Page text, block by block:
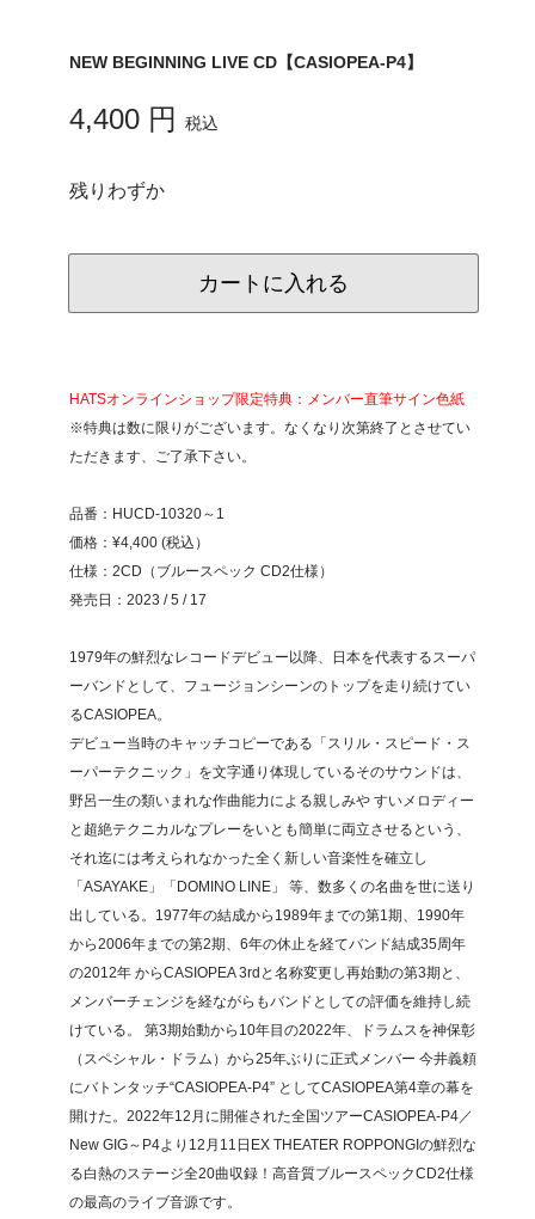
NEW BEGINNING LIVE CD【CASIOPEA-P4】
4,400 円 税込
残りわずか
カートに入れる
HATSオンラインショップ限定特典：メンバー直筆サイン色紙
※特典は数に限りがございます。なくなり次第終了とさせてい
ただきます、ご了承下さい。
品番：HUCD-10320～1
価格：¥4,400 (税込）
仕様：2CD（ブルースペック CD2仕様）
発売日：2023 / 5 / 17
1979年の鮮烈なレコードデビュー以降、日本を代表するスーパ
ーバンドとして、フュージョンシーンのトップを走り続けてい
るCASIOPEA。
デビュー当時のキャッチコピーである「スリル・スピード・ス
ーパーテクニック」を文字通り体現しているそのサウンドは、
野呂一生の類いまれな作曲能力による親しみや すいメロディー
と超絶テクニカルなプレーをいとも簡単に両立させるという、
それ迄には考えられなかった全く新しい音楽性を確立し
「ASAYAKE」「DOMINO LINE」 等、数多くの名曲を世に送り
出している。1977年の結成から1989年までの第1期、1990年
から2006年までの第2期、6年の休止を経てバンド結成35周年
の2012年 からCASIOPEA 3rdと名称変更し再始動の第3期と、
メンバーチェンジを経ながらもバンドとしての評価を維持し続
けている。 第3期始動から10年目の2022年、ドラムスを神保彰
（スペシャル・ドラム）から25年ぶりに正式メンバー 今井義頼
にバトンタッチ“CASIOPEA-P4” としてCASIOPEA第4章の幕を
開けた。2022年12月に開催された全国ツアーCASIOPEA-P4／
New GIG～P4より12月11日EX THEATER ROPPONGIの鮮烈な
る白熱のステージ全20曲収録！高音質ブルースペックCD2仕様
の最高のライブ音源です。